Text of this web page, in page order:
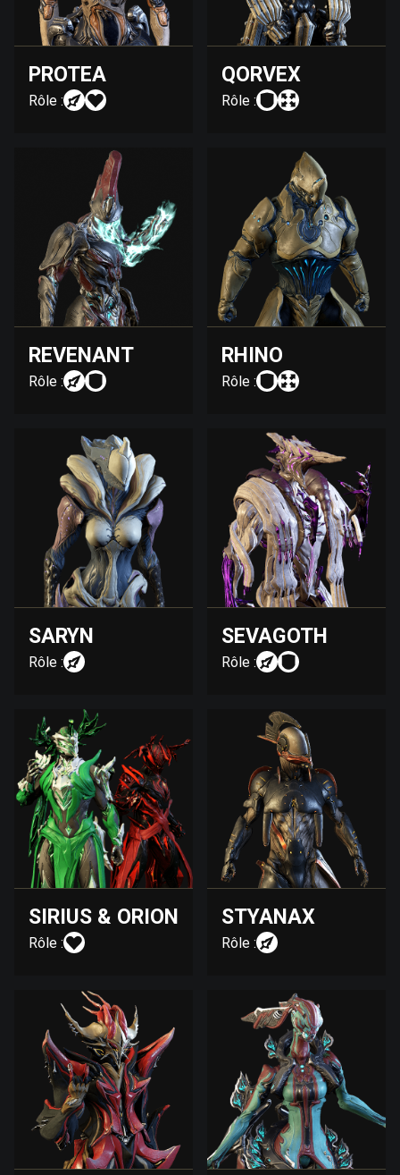
PROTEA
Rôle :
QORVEX
Rôle :
REVENANT
Rôle :
RHINO
Rôle :
SARYN
Rôle :
SEVAGOTH
Rôle :
SIRIUS & ORION
Rôle :
STYANAX
Rôle :